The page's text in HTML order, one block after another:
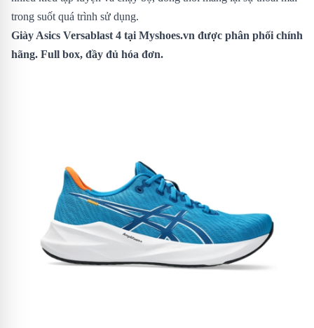
trong suốt quá trình sử dụng.
Giày Asics Versablast 4 tại Myshoes.vn được phân phối chính
hãng. Full box, đầy đủ hóa đơn.